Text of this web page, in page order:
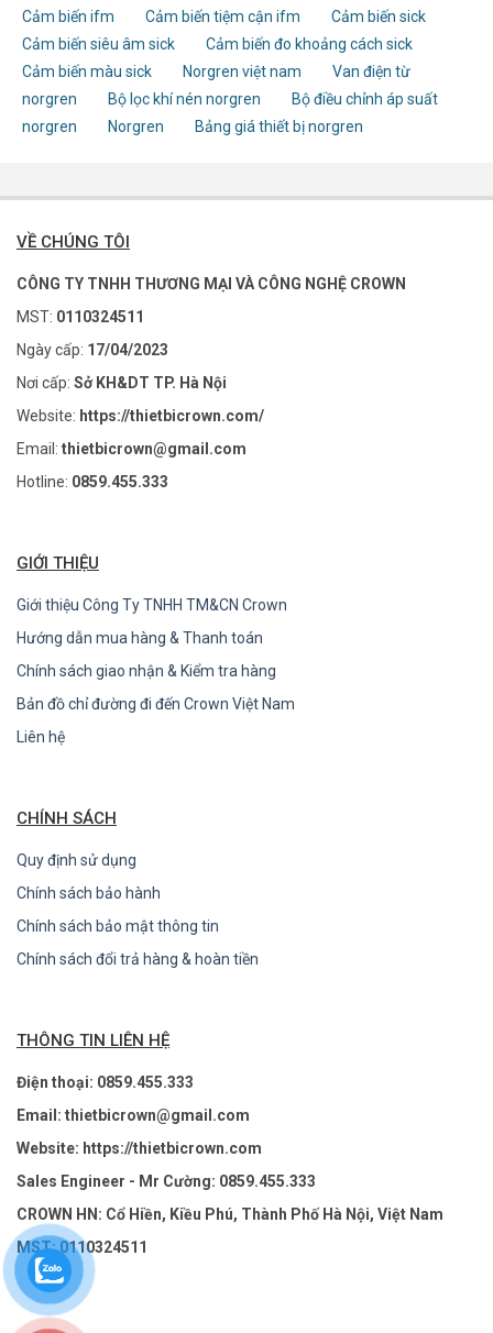
Cảm biến ifm
Cảm biến tiệm cận ifm
Cảm biến sick
Cảm biến siêu âm sick
Cảm biến đo khoảng cách sick
Cảm biến màu sick
Norgren việt nam
Van điện từ
norgren
Bộ lọc khí nén norgren
Bộ điều chỉnh áp suất
norgren
Norgren Bảng giá thiết bị norgren
VỀ CHÚNG TÔI
CÔNG TY TNHH THƯƠNG MẠI VÀ CÔNG NGHỆ CROWN
MST: 0110324511
Ngày cấp: 17/04/2023
Nơi cấp: Sở KH&DT TP. Hà Nội
Website: https://thietbicrown.com/
Email: thietbicrown@gmail.com
Hotline: 0859.455.333
GIỚI THIỆU
Giới thiệu Công Ty TNHH TM&CN Crown
Hướng dẫn mua hàng & Thanh toán
Chính sách giao nhận & Kiểm tra hàng
Bản đồ chỉ đường đi đến Crown Việt Nam
Liên hệ
CHÍNH SÁCH
Quy định sử dụng
Chính sách bảo hành
Chính sách bảo mật thông tin
Chính sách đổi trả hàng & hoàn tiền
THÔNG TIN LIÊN HỆ
Điện thoại: 0859.455.333
Email: thietbicrown@gmail.com
Website: https://thietbicrown.com
Sales Engineer - Mr Cường: 0859.455.333
CROWN HN: Cổ Hiền, Kiều Phú, Thành Phố Hà Nội, Việt Nam
MST: 0110324511